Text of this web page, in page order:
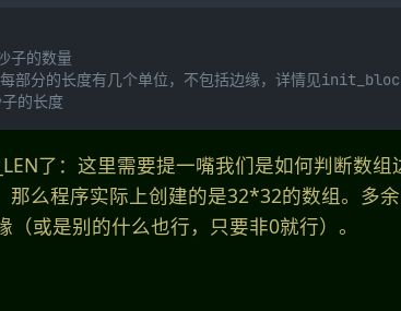
子的数量
部分的长度有几个单位，不包括边缘，详情见
的长度
了：这里需要提一嘴我们是如何判断数组
么程序实际上创建的是32*32的数组。多
或是别的什么也行，只要非0就行）。